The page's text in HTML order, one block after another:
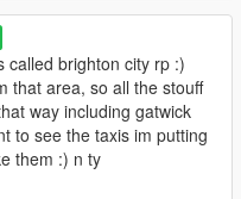
called brighton city rp :)
that area, so all the stouff
way including gatwick
to see the taxis im putting
them :) n ty